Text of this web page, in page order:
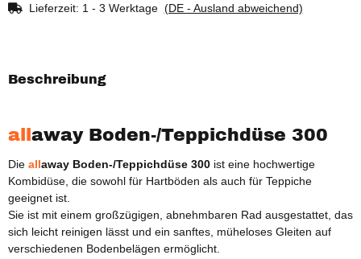
Lieferzeit: 1 - 3 Werktage (DE - Ausland abweichend)
Beschreibung
all away Boden-/Teppichdüse 300
Die allaway Boden-/Teppichdüse 300 ist eine hochwertige
Kombidüse, die sowohl für Hartböden als auch für Teppiche
geeignet ist.
Sie ist mit einem großzügigen, abnehmbaren Rad ausgestattet, das
sich leicht reinigen lässt und ein sanftes, müheloses Gleiten auf
verschiedenen Bodenbelägen ermöglicht.